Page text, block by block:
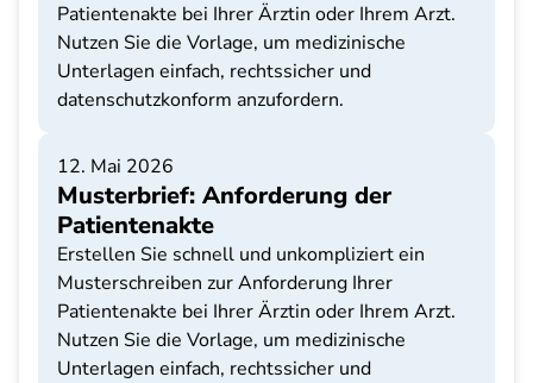
Patientenakte bei Ihrer Ärztin oder Ihrem Arzt.
Nutzen Sie die Vorlage, um medizinische
Unterlagen einfach, rechtssicher und
datenschutzkonform anzufordern.
12. Mai 2026
Musterbrief: Anforderung der
Patientenakte
Erstellen Sie schnell und unkompliziert ein
Musterschreiben zur Anforderung Ihrer
Patientenakte bei Ihrer Ärztin oder Ihrem Arzt.
Nutzen Sie die Vorlage, um medizinische
Unterlagen einfach, rechtssicher und